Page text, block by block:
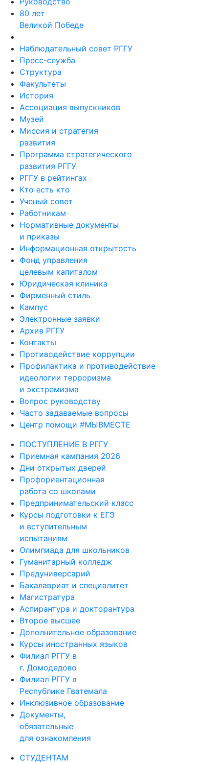
80 лет
Великой Победе
Наблюдательный совет РГГУ
Пресс-служба
Структура
Факультеты
История
Ассоциация выпускников
Музей
Миссия и стратегия
развития
Программа стратегического
развития РГГУ
РГГУ в рейтингах
Кто есть кто
Ученый совет
Работникам
Нормативные документы
и приказы
Информационная открытость
Фонд управления
целевым капиталом
Юридическая клиника
Фирменный стиль
Кампус
Электронные заявки
Архив РГГУ
Контакты
Противодействие коррупции
Профилактика и противодействие
идеологии терроризма
и экстремизма
Вопрос руководству
Часто задаваемые вопросы
Центр помощи #МЫВМЕСТЕ
ПОСТУПЛЕНИЕ В РГГУ
Приемная кампания 2026
Дни открытых дверей
Профориентационная
работа со школами
Предпринимательский класс
Курсы подготовки к ЕГЭ
и вступительным
испытаниям
Олимпиада для школьников
Гуманитарный колледж
Предуниверсарий
Бакалавриат и специалитет
Магистратура
Аспирантура и докторантура
Второе высшее
Дополнительное образование
Курсы иностранных языков
Филиал РГГУ в
г. Домодедово
Филиал РГГУ в
Республике Гватемала
Инклюзивное образование
Документы,
обязательные
для ознакомления
СТУДЕНТАМ